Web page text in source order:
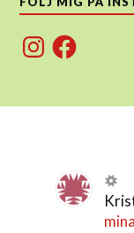
InstagramFacebook